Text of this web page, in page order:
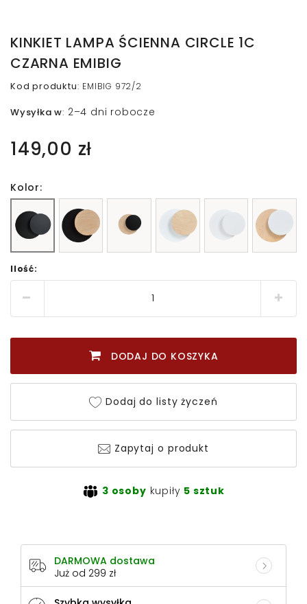
KINKIET LAMPA ŚCIENNA CIRCLE 1C
CZARNA EMIBIG
Kod produktu: EMIBIG 972/2
Wysyłka w: 2–4 dni robocze
149,00 zł
Kolor:
Ilość:
DODAJ DO KOSZYKA
Dodaj do listy życzeń
Zapytaj o produkt
3 osoby kupiły 5 sztuk
DARMOWA dostawa
Już od 299 zł